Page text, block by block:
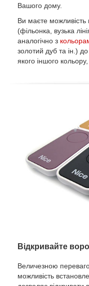
Вашого дому.
Ви маєте можливість
(фільонка, вузька
аналогічно з
золотий дуб та ін.)
якого іншого
Відкривайте
Величезною
можливість